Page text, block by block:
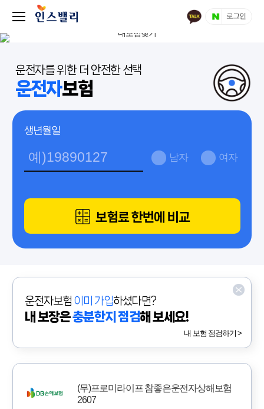
로그인
운전자를 위한 더 안전한 선택
운전자보험
생년월일
남자 여자
보험료 한번에 비교
운전자보험 이미 가입하셨다면?
내 보장은충분한지 점검해 보세요!
내 보험 점검하기 >
(무)프로미라이프 참좋은운전자상해보험
2607